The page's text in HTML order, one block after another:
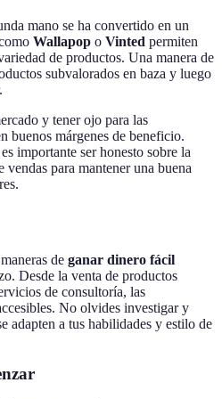
mano se ha convertido en un
Wallapop o Vinted permiten
de productos. Una manera de
subvalorados en baza y luego
y tener ojo para las
buenos márgenes de beneficio.
importante ser honesto sobre la
para mantener una buena
de ganar dinero fácil
Desde la venta de productos
de consultoría, las
No olvides investigar y
adapten a tus habilidades y estilo de